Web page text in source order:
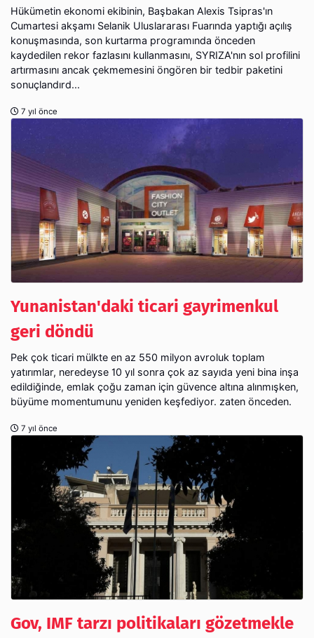
Hükümetin ekonomi ekibinin, Başbakan Alexis Tsipras'ın
Cumartesi akşamı Selanik Uluslararası Fuarında yaptığı açılış
konuşmasında, son kurtarma programında önceden
kaydedilen rekor fazlasını kullanmasını, SYRIZA'nın sol profilini
artırmasını ancak çekmemesini öngören bir tedbir paketini
sonuçlandırd...
7 yıl önce
Yunanistan'daki ticari gayrimenkul
geri döndü
Pek çok ticari mülkte en az 550 milyon avroluk toplam
yatırımlar, neredeyse 10 yıl sonra çok az sayıda yeni bina inşa
edildiğinde, emlak çoğu zaman için güvence altına alınmışken,
büyüme momentumunu yeniden keşfediyor. zaten önceden.
7 yıl önce
Gov, IMF tarzı politikaları gözetmekle